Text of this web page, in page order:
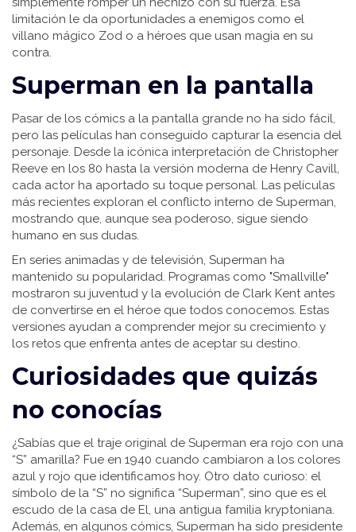
limitación le da oportunidades a enemigos como el
villano mágico Zod o a héroes que usan magia en su
contra.
Superman en la pantalla
Pasar de los cómics a la pantalla grande no ha sido fácil,
pero las películas han conseguido capturar la esencia del
personaje. Desde la icónica interpretación de Christopher
Reeve en los 80 hasta la versión moderna de Henry Cavill,
cada actor ha aportado su toque personal. Las películas
más recientes exploran el conflicto interno de Superman,
mostrando que, aunque sea poderoso, sigue siendo
humano en sus dudas.
En series animadas y de televisión, Superman ha
mantenido su popularidad. Programas como "Smallville"
mostraron su juventud y la evolución de Clark Kent antes
de convertirse en el héroe que todos conocemos. Estas
versiones ayudan a comprender mejor su crecimiento y
los retos que enfrenta antes de aceptar su destino.
Curiosidades que quizás
no conocías
¿Sabías que el traje original de Superman era rojo con una
“S” amarilla? Fue en 1940 cuando cambiaron a los colores
azul y rojo que identificamos hoy. Otro dato curioso: el
símbolo de la “S” no significa “Superman”, sino que es el
escudo de la casa de El, una antigua familia kryptoniana.
Además, en algunos cómics, Superman ha sido presidente